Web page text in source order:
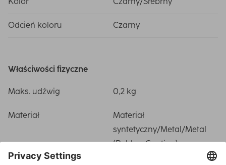
Odcień koloru Czarny
Właściwości fizyczne
Maks. udźwig 0,2 kg
Materiał
Materiał
syntetyczny/Metal/Metal
(Rubber Coating)